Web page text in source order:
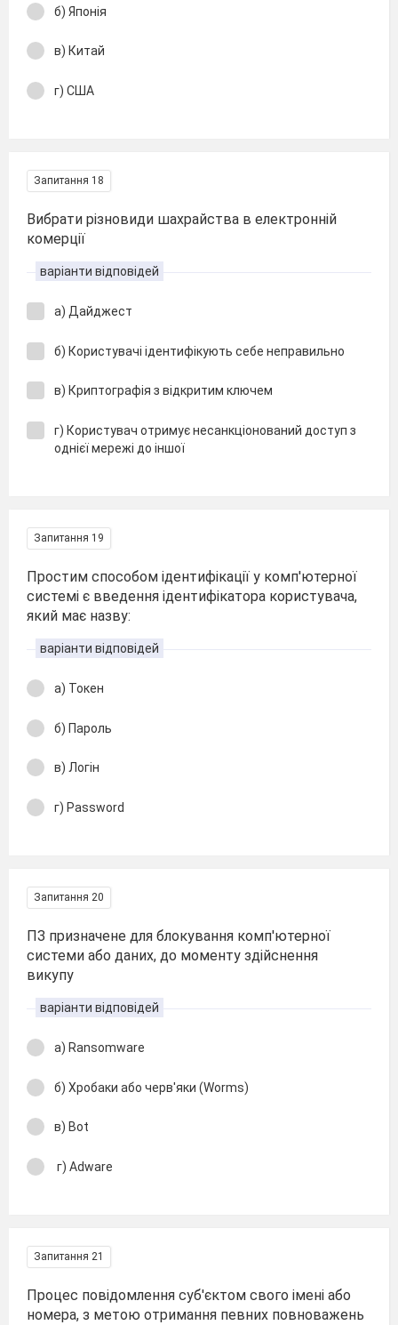
б) Японія
в) Китай
г) США
Запитання 18
Вибрати різновиди шахрайства в електронній
комерції
варіанти відповідей
а) Дайджест
б) Користувачі ідентифікують себе неправильно
в) Криптографія з відкритим ключем
г) Користувач отримує несанкціонований доступ з
однієї мережі до іншої
Запитання 19
Простим способом ідентифікації у комп'ютерної
системі є введення ідентифікатора користувача,
який має назву:
варіанти відповідей
а) Токен
б) Пароль
в) Логін
г) Password
Запитання 20
ПЗ призначене для блокування комп'ютерної
системи або даних, до моменту здійснення
викупу
варіанти відповідей
а) Ransomware
б) Хробаки або черв'яки (Worms)
в) Bot
г) Adware
Запитання 21
Процес повідомлення суб'єктом свого імені або
номера, з метою отримання певних повноважень